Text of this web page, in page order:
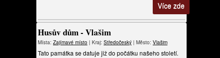
Více zde
Husův dům - Vlašim
Místa: Zajímavé místo | Kraj: Středočeský | Město: Vlašim
Tato památka se datuje již do počátku našeho století.